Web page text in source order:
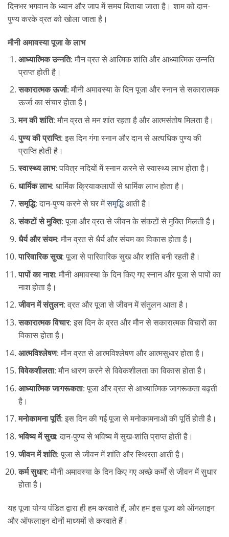
दिनभर भगवान के ध्यान और जाप में समय बिताया जाता है। शाम को दान-
पुण्य करके व्रत को खोला जाता है।
मौनी अमावस्या पूजा के लाभ
आध्यात्मिक उन्नति: मौन व्रत से आत्मिक शांति और आध्यात्मिक उन्नति
प्राप्त होती है।
सकारात्मक ऊर्जा: मौनी अमावस्या के दिन पूजा और स्नान से सकारात्मक
ऊर्जा का संचार होता है।
मन की शांति: मौन व्रत से मन शांत रहता है और आत्मसंतोष मिलता है।
पुण्य की प्राप्ति: इस दिन गंगा स्नान और दान से अत्यधिक पुण्य की
प्राप्ति होती है।
स्वास्थ्य लाभ: पवित्र नदियों में स्नान करने से स्वास्थ्य लाभ होता है।
धार्मिक लाभ: धार्मिक क्रियाकलापों से धार्मिक लाभ होता है।
समृद्धि: दान-पुण्य करने से घर मेंसमृद्धिआती है।
संकटों से मुक्ति: पूजा और व्रत से जीवन के संकटों से मुक्ति मिलती है।
धैर्य और संयम: मौन व्रत से धैर्य और संयम का विकास होता है।
पारिवारिक सुख: पूजा से पारिवारिक सुख और शांति बनी रहती है।
पापों का नाश: मौनी अमावस्या के दिन किए गए स्नान और पूजा से पापों का
नाश होता है।
जीवन में संतुलन: व्रत और पूजा से जीवन में संतुलन आता है।
सकारात्मक विचार: इस दिन के व्रत और मौन से सकारात्मक विचारों का
विकास होता है।
आत्मविश्लेषण: मौन व्रत से आत्मविश्लेषण और आत्मसुधार होता है।
विवेकशीलता: मौन धारण करने से विवेकशीलता का विकास होता है।
आध्यात्मिक जागरूकता: पूजा और व्रत से आध्यात्मिक जागरूकता बढ़ती
है।
मनोकामना पूर्ति: इस दिन की गई पूजा से मनोकामनाओं की पूर्ति होती है।
भविष्य में सुख: दान-पुण्य से भविष्य में सुख-शांति प्राप्त होती है।
जीवन में शांति: पूजा से जीवन में शांति और स्थिरता आती है।
कर्म सुधार: मौनी अमावस्या के दिन किए गए अच्छे कर्मों से जीवन में सुधार
होता है।
यह पूजा योग्य पंडित द्वारा ही हम करवाते हैं, और हम इस पूजा को ऑनलाइन
और ऑफलाइन दोनों माध्यमों से करवाते हैं।